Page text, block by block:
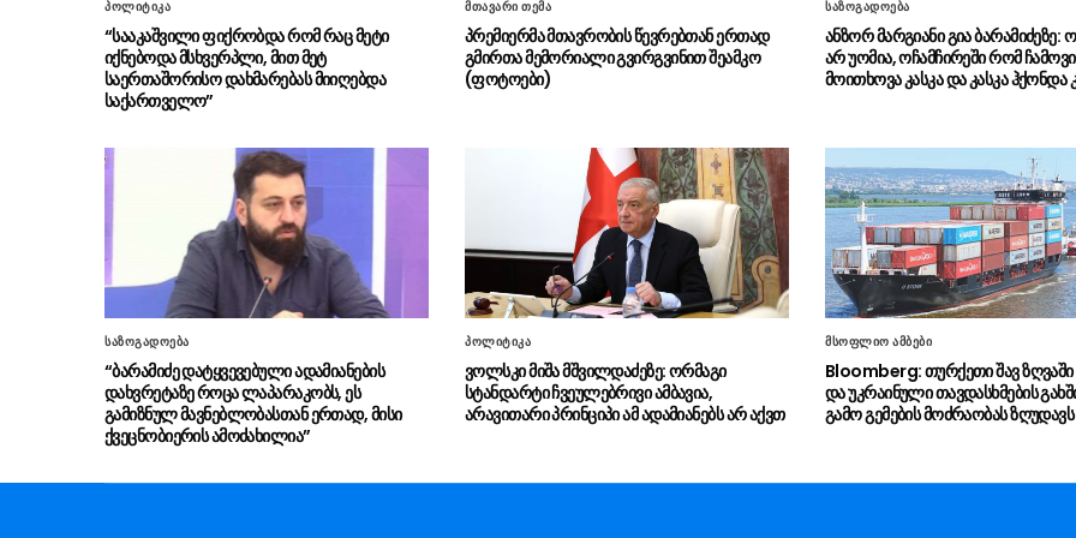
პოლიტიკა
“სააკაშვილი ფიქრობდა რომ რაც მეტი
იქნებოდა მსხვერპლი, მით მეტ
საერთაშორისო დახმარებას მიიღებდა
საქართველო”
მთავარი თემა
პრემიერმა მთავრობის წევრებთან ერთად
გმირთა მემორიალი გვირგვინით შეამკო
(ფოტოები)
საზოგადოება
ანზორ მარგიანი გია ბარამიძეზე:
არ უომია, ოჩამჩირეში რომ
მოითხოვა კასკა და კასკა ჰქონდა
საზოგადოება
“ბარამიძე დატყვევებული ადამიანების
დახვრეტაზე როცა ლაპარაკობს, ეს
გამიზნულ მავნებლობასთან ერთად, მისი
ქვეცნობიერის ამოძახილია”
პოლიტიკა
ვოლსკი მიშა მშვილდაძეზე: ორმაგი
სტანდარტი ჩვეულებრივი ამბავია,
არავითარი პრინციპი ამ ადამიანებს არ აქვთ
მსოფლიო ამბები
Bloomberg: თურქეთი შავ
და უკრაინული თავდასხმების
გამო გემების მოძრაობას ზღუდავს